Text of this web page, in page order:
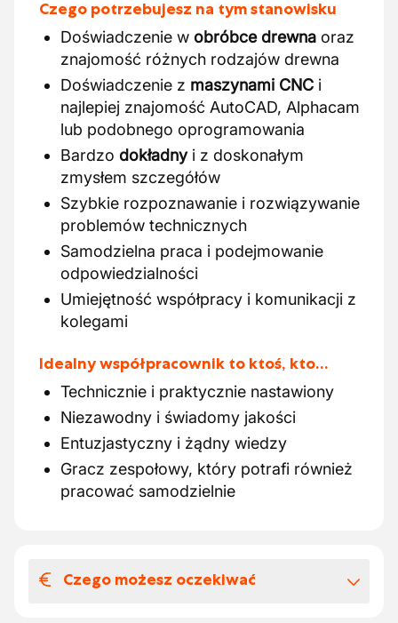
Czego potrzebujesz na tym stanowisku
Doświadczenie w obróbce drewna oraz
znajomość różnych rodzajów drewna
Doświadczenie z maszynami CNC i
najlepiej znajomość AutoCAD, Alphacam
lub podobnego oprogramowania
Bardzo dokładnyi z doskonałym
zmysłem szczegółów
Szybkie rozpoznawanie i rozwiązywanie
problemów technicznych
Samodzielna praca i podejmowanie
odpowiedzialności
Umiejętność współpracy i komunikacji z
kolegami
Idealny współpracownik to ktoś, kto…
Technicznie i praktycznie nastawiony
Niezawodny i świadomy jakości
Entuzjastyczny i żądny wiedzy
Gracz zespołowy, który potrafi również
pracować samodzielnie
Czego możesz oczekiwać